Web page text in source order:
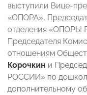
выступили Вице-
«ОПОРА»,
отделения «ОПОРЫ
Председателя
отношениям
Корочкин и
РОССИИ» по
дополнительному